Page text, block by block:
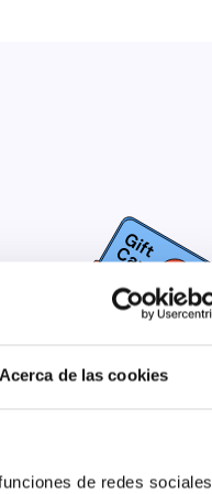
Acerca de las cookies
de redes sociales